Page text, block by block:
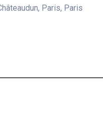
Paris, Paris